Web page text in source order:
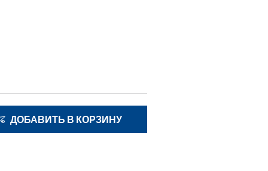
ДОБАВИТЬ В КОРЗИНУ